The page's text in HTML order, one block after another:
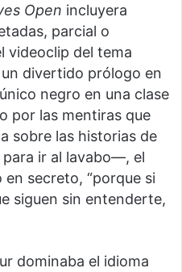
Open incluyera
parcial o
videoclip del tema
divertido prólogo en
negro en una clase
por las mentiras que
sobre las historias de
ir al lavabo—, el
en secreto, “porque si
siguen sin entenderte,
dominaba el idioma